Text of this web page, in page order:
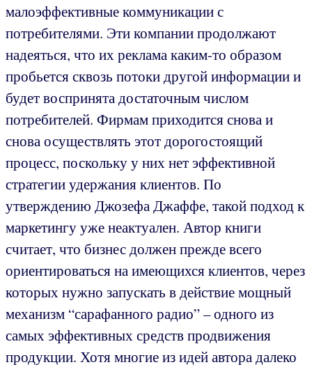
малоэффективные коммуникации с
потребителями. Эти компании продолжают
надеяться, что их реклама каким-то образом
пробьется сквозь потоки другой информации и
будет воспринята достаточным числом
потребителей. Фирмам приходится снова и
снова осуществлять этот дорогостоящий
процесс, поскольку у них нет эффективной
стратегии удержания клиентов. По
утверждению Джозефа Джаффе, такой подход к
маркетингу уже неактуален. Автор книги
считает, что бизнес должен прежде всего
ориентироваться на имеющихся клиентов, через
которых нужно запускать в действие мощный
механизм “сарафанного радио” – одного из
самых эффективных средств продвижения
продукции. Хотя многие из идей автора далеко